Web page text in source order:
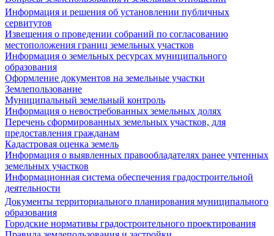
Информация и решения об установлении публичных
сервитутов
Извещения о проведении собраний по согласованию
местоположения границ земельных участков
Информация о земельных ресурсах муниципального
образования
Оформление документов на земельные участки
Землепользование
Муниципальный земельный контроль
Информация о невостребованных земельных долях
Перечень сформированных земельных участков, для
предоставления гражданам
Кадастровая оценка земель
Информация о выявленных правообладателях ранее учтенных
земельных участков
Информационная система обеспечения градостроительной
деятельности
Документы территориального планирования муниципального
образования
Городские нормативы градостроительного проектирования